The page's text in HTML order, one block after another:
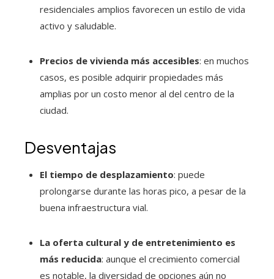
residenciales amplios favorecen un estilo de vida
activo y saludable.
Precios de vivienda más accesibles: en muchos
casos, es posible adquirir propiedades más
amplias por un costo menor al del centro de la
ciudad.
Desventajas
El tiempo de desplazamiento: puede
prolongarse durante las horas pico, a pesar de la
buena infraestructura vial.
La oferta cultural y de entretenimiento es
más reducida: aunque el crecimiento comercial
es notable, la diversidad de opciones aún no